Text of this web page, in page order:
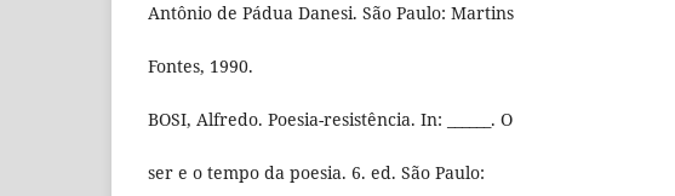
Antônio de Pádua Danesi. São Paulo: Martins
Fontes, 1990.
BOSI, Alfredo. Poesia-resistência. In: ______. O
ser e o tempo da poesia. 6. ed. São Paulo: